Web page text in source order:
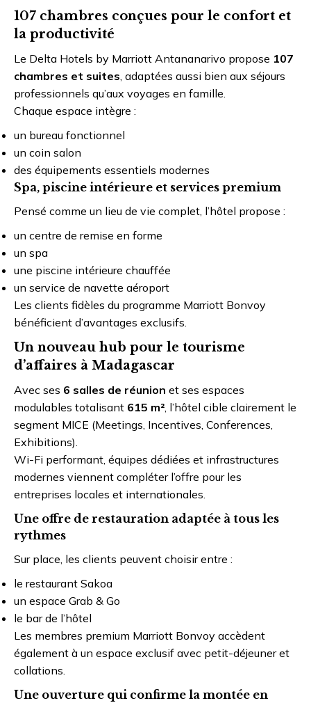
107 chambres conçues pour le confort et
la productivité
Le Delta Hotels by Marriott Antananarivo propose 107
chambres et suites, adaptées aussi bien aux séjours
professionnels qu’aux voyages en famille.
Chaque espace intègre :
un bureau fonctionnel
un coin salon
des équipements essentiels modernes
Spa, piscine intérieure et services premium
Pensé comme un lieu de vie complet, l’hôtel propose :
un centre de remise en forme
un spa
une piscine intérieure chauffée
un service de navette aéroport
Les clients fidèles du programme Marriott Bonvoy
bénéficient d’avantages exclusifs.
Un nouveau hub pour le tourisme
d’affaires à Madagascar
Avec ses 6 salles de réunion et ses espaces
modulables totalisant 615 m², l’hôtel cible clairement le
segment MICE (Meetings, Incentives, Conferences,
Exhibitions).
Wi-Fi performant, équipes dédiées et infrastructures
modernes viennent compléter l’offre pour les
entreprises locales et internationales.
Une offre de restauration adaptée à tous les
rythmes
Sur place, les clients peuvent choisir entre :
le restaurant Sakoa
un espace Grab & Go
le bar de l’hôtel
Les membres premium Marriott Bonvoy accèdent
également à un espace exclusif avec petit-déjeuner et
collations.
Une ouverture qui confirme la montée en